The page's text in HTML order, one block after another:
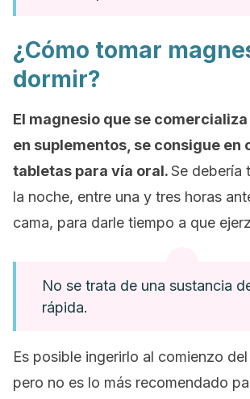
¿Cómo tomar
dormir?
El magnesio que se
en suplementos, se consigue en
tabletas para vía oral.Se debería
la noche, entre una y tres horas
cama, para darle tiempo a que
No se trata de una sustancia
rápida.
Es posible ingerirlo al comienzo
pero no es lo más recomendado